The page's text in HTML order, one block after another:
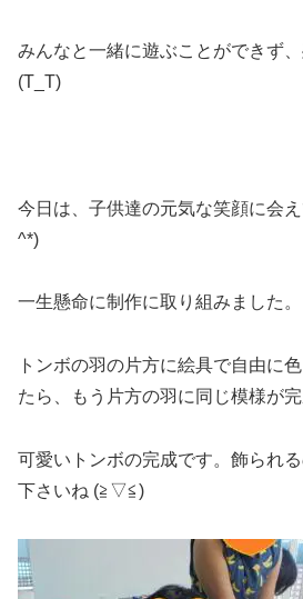
みんなと一緒に遊ぶことができず
(T_T)
今日は、子供達の元気な笑顔に会
^*)
一生懸命に制作に取り組みました。
トンボの羽の片方に絵具で自由に
たら、もう片方の羽に同じ模様が完
可愛いトンボの完成です。飾られ
下さいね (≧▽≦)